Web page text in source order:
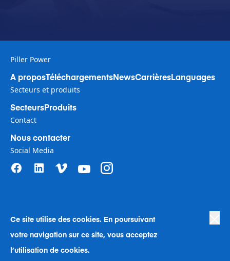
Ce site utilise des cookies. En poursuivant
votre navigation sur ce site, vous acceptez
l’utilisation de cookies.
Piller Power
A proposTéléchargementsNewsCarrièresLanguages
Secteurs et produits
SecteursProduits
Contact
Nous contacter
Social Media
Privacy Policy Terms of Use
Human Rights in Business Policy | Cookie Preferences
Anti-Slavery
Human Rights Company Statement